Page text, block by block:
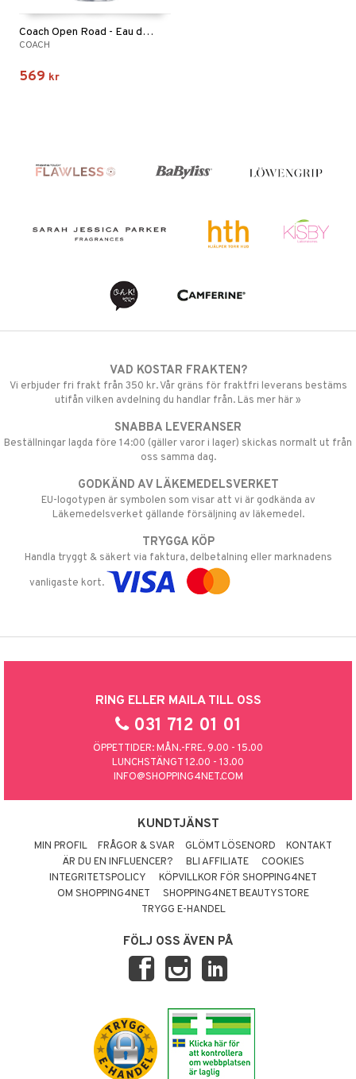
Coach Open Road - Eau de toilette
COACH
569 kr
VAD KOSTAR FRAKTEN?
Vi erbjuder fri frakt från 350 kr. Vår gräns för fraktfri leverans bestäms
utifån vilken avdelning du handlar från. Läs mer här »
SNABBA LEVERANSER
Beställningar lagda före 14:00 (gäller varor i lager) skickas normalt ut från
oss samma dag.
GODKÄND AV LÄKEMEDELSVERKET
EU-logotypen är symbolen som visar att vi är godkända av
Läkemedelsverket gällande försäljning av läkemedel.
TRYGGA KÖP
Handla tryggt & säkert via faktura, delbetalning eller marknadens
vanligaste kort.
RING ELLER MAILA TILL OSS
031 712 01 01
ÖPPETTIDER: MÅN.-FRE. 9.00 - 15.00
LUNCHSTÄNGT 12.00 - 13.00
INFO@SHOPPING4NET.COM
KUNDTJÄNST
MIN PROFIL FRÅGOR & SVAR GLÖMT LÖSENORD
KONTAKT
ÄR DU EN INFLUENCER?
BLI AFFILIATE
COOKIES
INTEGRITETSPOLICY
KÖPVILLKOR FÖR SHOPPING4NET
OM SHOPPING4NET
SHOPPING4NET BEAUTYSTORE
TRYGG E-HANDEL
FÖLJ OSS ÄVEN PÅ